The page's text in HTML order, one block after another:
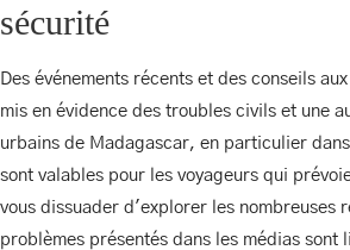
sécurité
Des événements récents et des conseils
mis en évidence des troubles civils et une
urbains de Madagascar, en particulier
sont valables pour les voyageurs qui
vous dissuader d'explorer les nombreuses
problèmes présentés dans les médias